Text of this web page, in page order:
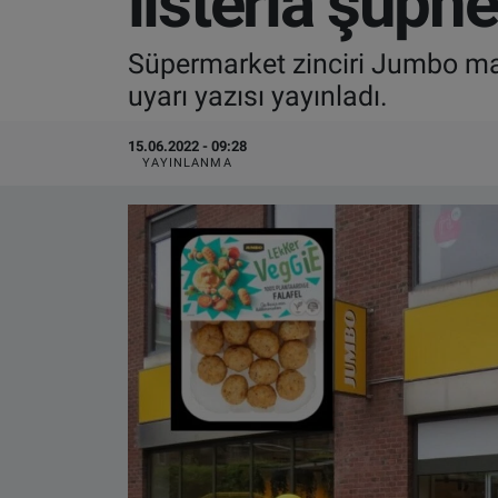
Süpermarket zinciri Jumbo
uyarı yazısı yayınladı.
15.06.2022 - 09:28
YAYINLANMA
ALGEMENE VOORWAARDEN
CONTACT
Çerez Politikası